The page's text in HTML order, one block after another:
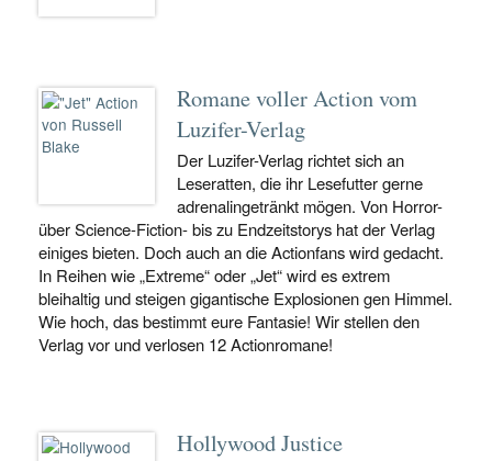
Romane voller Action vom
Luzifer-Verlag
Der Luzifer-Verlag richtet sich an
Leseratten, die ihr Lesefutter gerne
adrenalingetränkt mögen. Von Horror-
über Science-Fiction- bis zu Endzeitstorys hat der Verlag
einiges bieten. Doch auch an die Actionfans wird gedacht.
In Reihen wie „Extreme“ oder „Jet“ wird es extrem
bleihaltig und steigen gigantische Explosionen gen Himmel.
Wie hoch, das bestimmt eure Fantasie! Wir stellen den
Verlag vor und verlosen 12 Actionromane!
Hollywood Justice